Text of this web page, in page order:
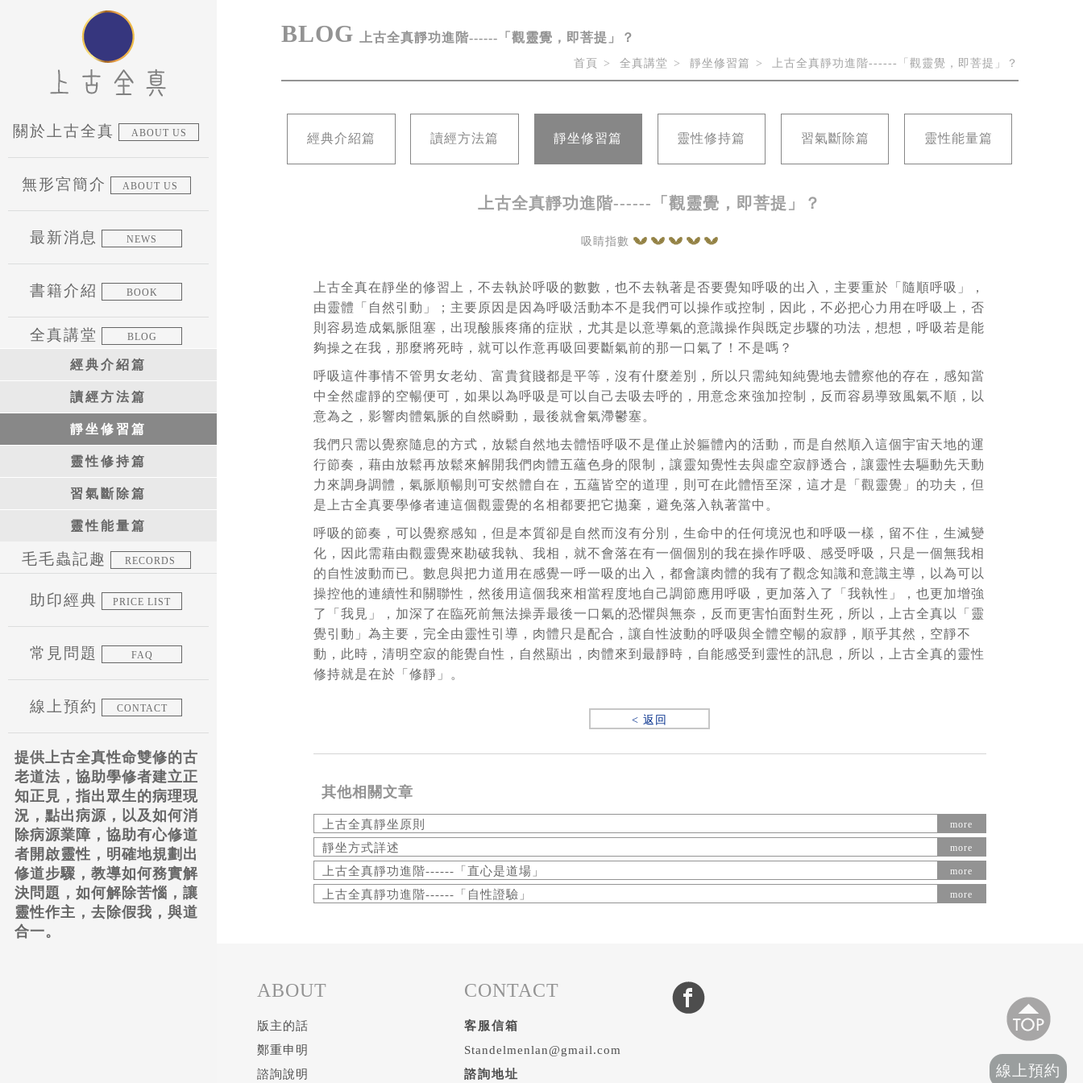
關於上古全真 ABOUT US
無形宮簡介 ABOUT US
最新消息 NEWS
書籍介紹 BOOK
全真講堂 BLOG
經典介紹篇
讀經方法篇
靜坐修習篇
靈性修持篇
習氣斷除篇
靈性能量篇
毛毛蟲記趣 RECORDS
助印經典 PRICE LIST
常見問題 FAQ
線上預約 CONTACT
提供上古全真性命雙修的古
老道法，協助學修者建立正
知正見，指出眾生的病理現
況，點出病源，以及如何消
除病源業障，協助有心修道
者開啟靈性，明確地規劃出
修道步驟，教導如何務實解
決問題，如何解除苦惱，讓
靈性作主，去除假我，與道
合一。
BLOG 上古全真靜功進階------「觀靈覺，即菩提」？
首頁 全真講堂 靜坐修習篇 上古全真靜功進階------「觀靈覺，即菩提」？
經典介紹篇 讀經方法篇 靜坐修習篇 靈性修持篇 習氣斷除篇 靈性能量篇
上古全真靜功進階------「觀靈覺，即菩提」？
吸睛指數
上古全真在靜坐的修習上，不去執於呼吸的數數，也不去執著是否要覺知呼吸的出入，主要重於「隨順呼吸」，
由靈體「自然引動」；主要原因是因為呼吸活動本不是我們可以操作或控制，因此，不必把心力用在呼吸上，否
則容易造成氣脈阻塞，出現酸脹疼痛的症狀，尤其是以意導氣的意識操作與既定步驟的功法，想想，呼吸若是能
夠操之在我，那麼將死時，就可以作意再吸回要斷氣前的那一口氣了！不是嗎？
呼吸這件事情不管男女老幼、富貴貧賤都是平等，沒有什麼差別，所以只需純知純覺地去體察他的存在，感知當
中全然虛靜的空暢便可，如果以為呼吸是可以自己去吸去呼的，用意念來強加控制，反而容易導致風氣不順，以
意為之，影響肉體氣脈的自然瞬動，最後就會氣滯鬱塞。
我們只需以覺察隨息的方式，放鬆自然地去體悟呼吸不是僅止於軀體內的活動，而是自然順入這個宇宙天地的運
行節奏，藉由放鬆再放鬆來解開我們肉體五蘊色身的限制，讓靈知覺性去與虛空寂靜透合，讓靈性去驅動先天動
力來調身調體，氣脈順暢則可安然體自在，五蘊皆空的道理，則可在此體悟至深，這才是「觀靈覺」的功夫，但
是上古全真要學修者連這個觀靈覺的名相都要把它拋棄，避免落入執著當中。
呼吸的節奏，可以覺察感知，但是本質卻是自然而沒有分別，生命中的任何境況也和呼吸一樣，留不住，生滅變
化，因此需藉由觀靈覺來勘破我執、我相，就不會落在有一個個別的我在操作呼吸、感受呼吸，只是一個無我相
的自性波動而已。數息與把力道用在感覺一呼一吸的出入，都會讓肉體的我有了觀念知識和意識主導，以為可以
操控他的連續性和關聯性，然後用這個我來相當程度地自己調節應用呼吸，更加落入了「我執性」，也更加增強
了「我見」，加深了在臨死前無法操弄最後一口氣的恐懼與無奈，反而更害怕面對生死，所以，上古全真以「靈
覺引動」為主要，完全由靈性引導，肉體只是配合，讓自性波動的呼吸與全體空暢的寂靜，順乎其然，空靜不
動，此時，清明空寂的能覺自性，自然顯出，肉體來到最靜時，自能感受到靈性的訊息，所以，上古全真的靈性
修持就是在於「修靜」。
< 返回
其他相關文章
上古全真靜坐原則 more
靜坐方式詳述 more
上古全真靜功進階------「直心是道場」 more
上古全真靜功進階------「自性證驗」 more
ABOUT
版主的話
鄭重申明
諮詢說明
CONTACT
客服信箱
Standelmenlan@gmail.com
諮詢地址
線上預約